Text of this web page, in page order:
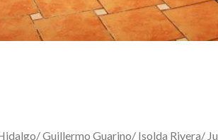
Guillermo Guarino/ Isolda Rivera/